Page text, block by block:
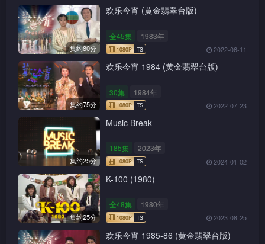
集约80分
欢乐今宵 (黄金翡翠台版)
全45集 1983年
2022-06-11
集约75分
欢乐今宵 1984 (黄金翡翠台版)
30集 1984年
2022-07-23
集约25分
Music Break
185集 2023年
2024-01-02
集约25分
K-100 (1980)
全48集 1980年
2023-08-25
欢乐今宵 1985-86 (黄金翡翠台版)